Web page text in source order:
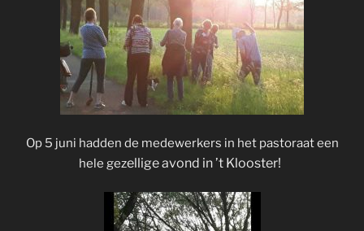
Op 5 juni hadden de medewerkers in het pastoraat een
hele gezellige avond in ’t Klooster!